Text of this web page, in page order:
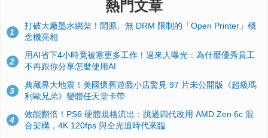
熱門文章
1
打破大廠墨水綁架！開源、無 DRM 限制的「Open Printer」概
念機亮相
2
用AI省下4小時竟被塞更多工作！過來人曝光：為什麼優秀員工
不再跟你分享怎麼使用AI
3
典藏界大地震！美國懷舊遊戲小店驚見 97 片未公開版《超級瑪
利歐兄弟》變體任天堂卡帶
4
效能翻倍！PS6 硬體規格流出：跳過四代改用 AMD Zen 6c 混
合架構，4K 120fps 與全光追時代來臨